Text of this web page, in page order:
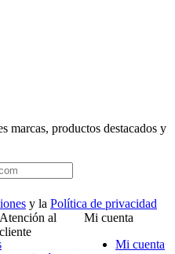
marcas, productos destacados y
y la Política de privacidad
Atención al
cliente
Mi cuenta
Mi cuenta